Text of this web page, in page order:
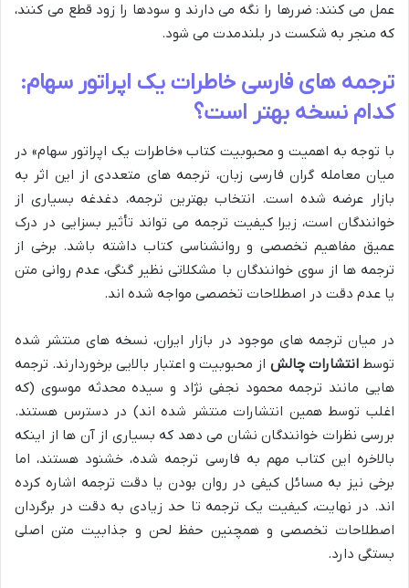
عمل می کنند: ضررها را نگه می دارند و سودها را زود قطع می کنند،
که منجر به شکست در بلندمدت می شود.
ترجمه های فارسی خاطرات یک اپراتور سهام:
کدام نسخه بهتر است؟
با توجه به اهمیت و محبوبیت کتاب «خاطرات یک اپراتور سهام» در
میان معامله گران فارسی زبان، ترجمه های متعددی از این اثر به
بازار عرضه شده است. انتخاب بهترین ترجمه، دغدغه بسیاری از
خوانندگان است، زیرا کیفیت ترجمه می تواند تأثیر بسزایی در درک
عمیق مفاهیم تخصصی و روانشناسی کتاب داشته باشد. برخی از
ترجمه ها از سوی خوانندگان با مشکلاتی نظیر گنگی، عدم روانی متن
یا عدم دقت در اصطلاحات تخصصی مواجه شده اند.
در میان ترجمه های موجود در بازار ایران، نسخه های منتشر شده
توسطانتشارات چالش از محبوبیت و اعتبار بالایی برخوردارند. ترجمه
هایی مانند ترجمه محمود نجفی نژاد و سیده محدثه موسوی (که
اغلب توسط همین انتشارات منتشر شده اند) در دسترس هستند.
بررسی نظرات خوانندگان نشان می دهد که بسیاری از آن ها از اینکه
بالاخره این کتاب مهم به فارسی ترجمه شده، خشنود هستند، اما
برخی نیز به مسائل کیفی در روان بودن یا دقت ترجمه اشاره کرده
اند. در نهایت، کیفیت یک ترجمه تا حد زیادی به دقت در برگردان
اصطلاحات تخصصی و همچنین حفظ لحن و جذابیت متن اصلی
بستگی دارد.